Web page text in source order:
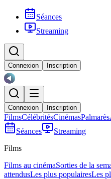
Séances
Streaming
Connexion Inscription
Connexion Inscription
FilmsCélébritésCinémasPalmarès
Séances
Streaming
Films
Films au cinémaSorties de la
attendusLes plus populairesLes